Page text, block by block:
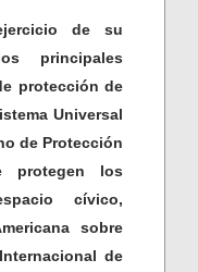
de su
principales
protección de
Universal
de Protección
protegen los
cívico,
sobre
de